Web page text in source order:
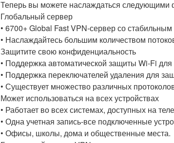
Теперь вы можете наслаждаться следующими
Глобальный сервер
• 6700+ Global Fast VPN-сервер со
• Наслаждайтесь большим количеством
Защитите свою конфиденциальность
• Поддержка автоматической защиты Wi-Fi
• Поддержка переключателей удаления для
• Существует множество различных
Может использоваться на всех устройствах
• Работает во всех системах, доступных на
• Одна учетная запись-все подключенные
• Офисы, школы, дома и общественные места.